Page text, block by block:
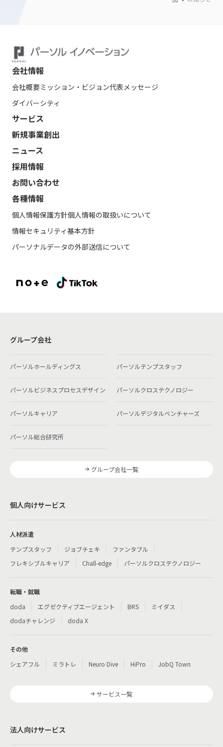
会社情報
会社概要ミッション・ビジョン代表メッセージ
ダイバーシティ
サービス
新規事業創出
ニュース
採用情報
お問い合わせ
各種情報
個人情報保護方針個人情報の取扱いについて
情報セキュリティ基本方針
パーソナルデータの外部送信について
グループ会社
パーソルホールディングス パーソルテンプスタッフ
パーソルビジネスプロセスデザイン パーソルクロステクノロジー
パーソルキャリア パーソルデジタルベンチャーズ
パーソル総合研究所
グループ会社一覧
個人向けサービス
人材派遣
テンプスタッフ
ジョブチェキ
ファンタブル
フレキシブルキャリア
Chall-edge パーソルクロステクノロジー
転職・就職
doda
エグゼクティブエージェント BRS
ミイダス
dodaチャレンジ
doda X
その他
シェアフル
ミラトレ Neuro Dive HiPro JobQ Town
サービス一覧
法人向けサービス